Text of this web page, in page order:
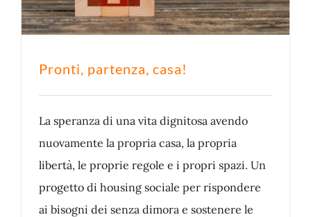
Pronti, partenza, casa!
La speranza di una vita dignitosa avendo
nuovamente la propria casa, la propria
libertà, le proprie regole e i propri spazi. Un
progetto di housing sociale per rispondere
ai bisogni dei senza dimora e sostenere le